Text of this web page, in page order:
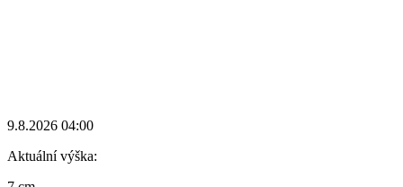
9.8.2026 04:00
Aktuální výška: